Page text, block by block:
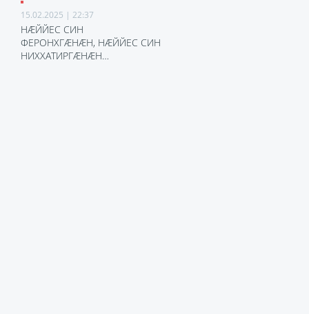
15.02.2025 | 22:37
НÆЙЙЕС СИН
ФЕРОНХГÆНÆН, НÆЙЙЕС СИН
НИХХАТИРГÆНÆН…